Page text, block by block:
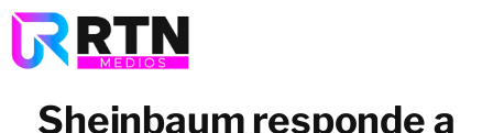
Sheinbaum responde a